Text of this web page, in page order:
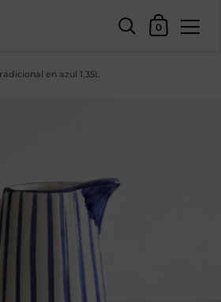
Cesta
0
en azul 1,35L